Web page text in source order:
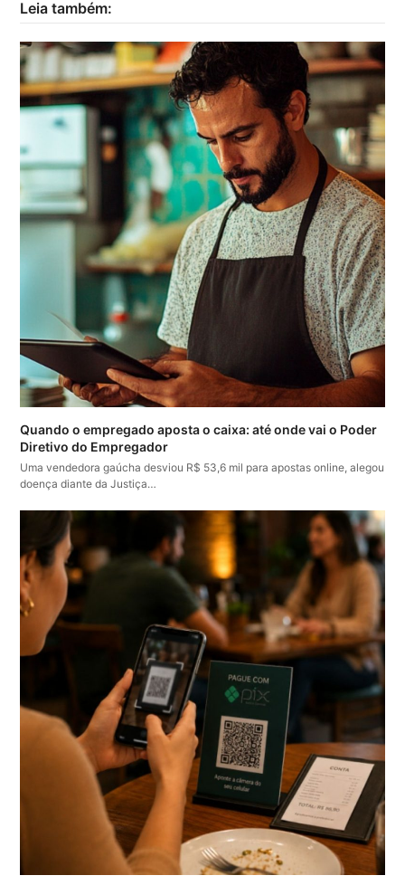
Leia também:
Quando o empregado aposta o caixa: até onde vai o Poder
Diretivo do Empregador
Uma vendedora gaúcha desviou R$ 53,6 mil para apostas online, alegou
doença diante da Justiça…